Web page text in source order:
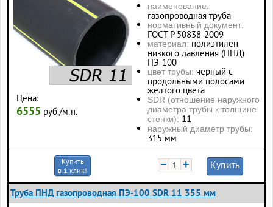
Цена:
6555 руб./м.п.
наименование:
газопроводная труба
нормативный документ:
ГОСТ Р 50838-2009
материал: полиэтилен
низкого давления (ПНД)
ПЭ-100
цвет трубы: черный с
продольными полосами
желтого цвета
SDR (отношение наружного
диаметра трубы к толщине
стенки): 11
наружный диаметр трубы:
315 мм
Купить
в 1 клик!
− + Купить
Труба ПНД газопроводная ПЭ-100 SDR 11 355 мм